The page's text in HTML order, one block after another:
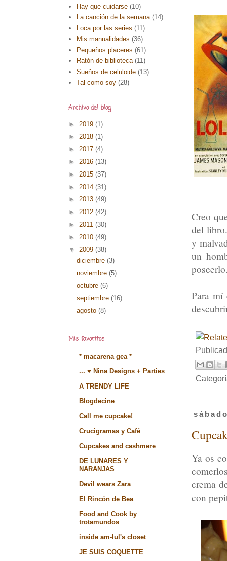
Creo
del
y
un
Para mí
Ya os
crema
con
Hay que cuidarse (10)
La canción de la semana (14)
Loca por las series (11)
Mis manualidades (36)
Pequeños placeres (61)
Ratón de biblioteca (11)
Sueños de celuloide (13)
Tal como soy (28)
Archivo del blog
► 2019 (1)
► 2018 (1)
► 2017 (4)
► 2016 (13)
► 2015 (37)
► 2014 (31)
► 2013 (49)
► 2012 (42)
► 2011 (30)
► 2010 (49)
▼ 2009 (38)
diciembre (3)
noviembre (5)
octubre (6)
septiembre (16)
agosto (8)
Mis favoritos
* macarena gea *
... ♥ Nina Designs + Parties
A TRENDY LIFE
Blogdecine
Call me cupcake!
Crucigramas y Café
Cupcakes and cashmere
DE LUNARES Y
NARANJAS
Devil wears Zara
El Rincón de Bea
Food and Cook by
trotamundos
inside am-lul's closet
JE SUIS COQUETTE